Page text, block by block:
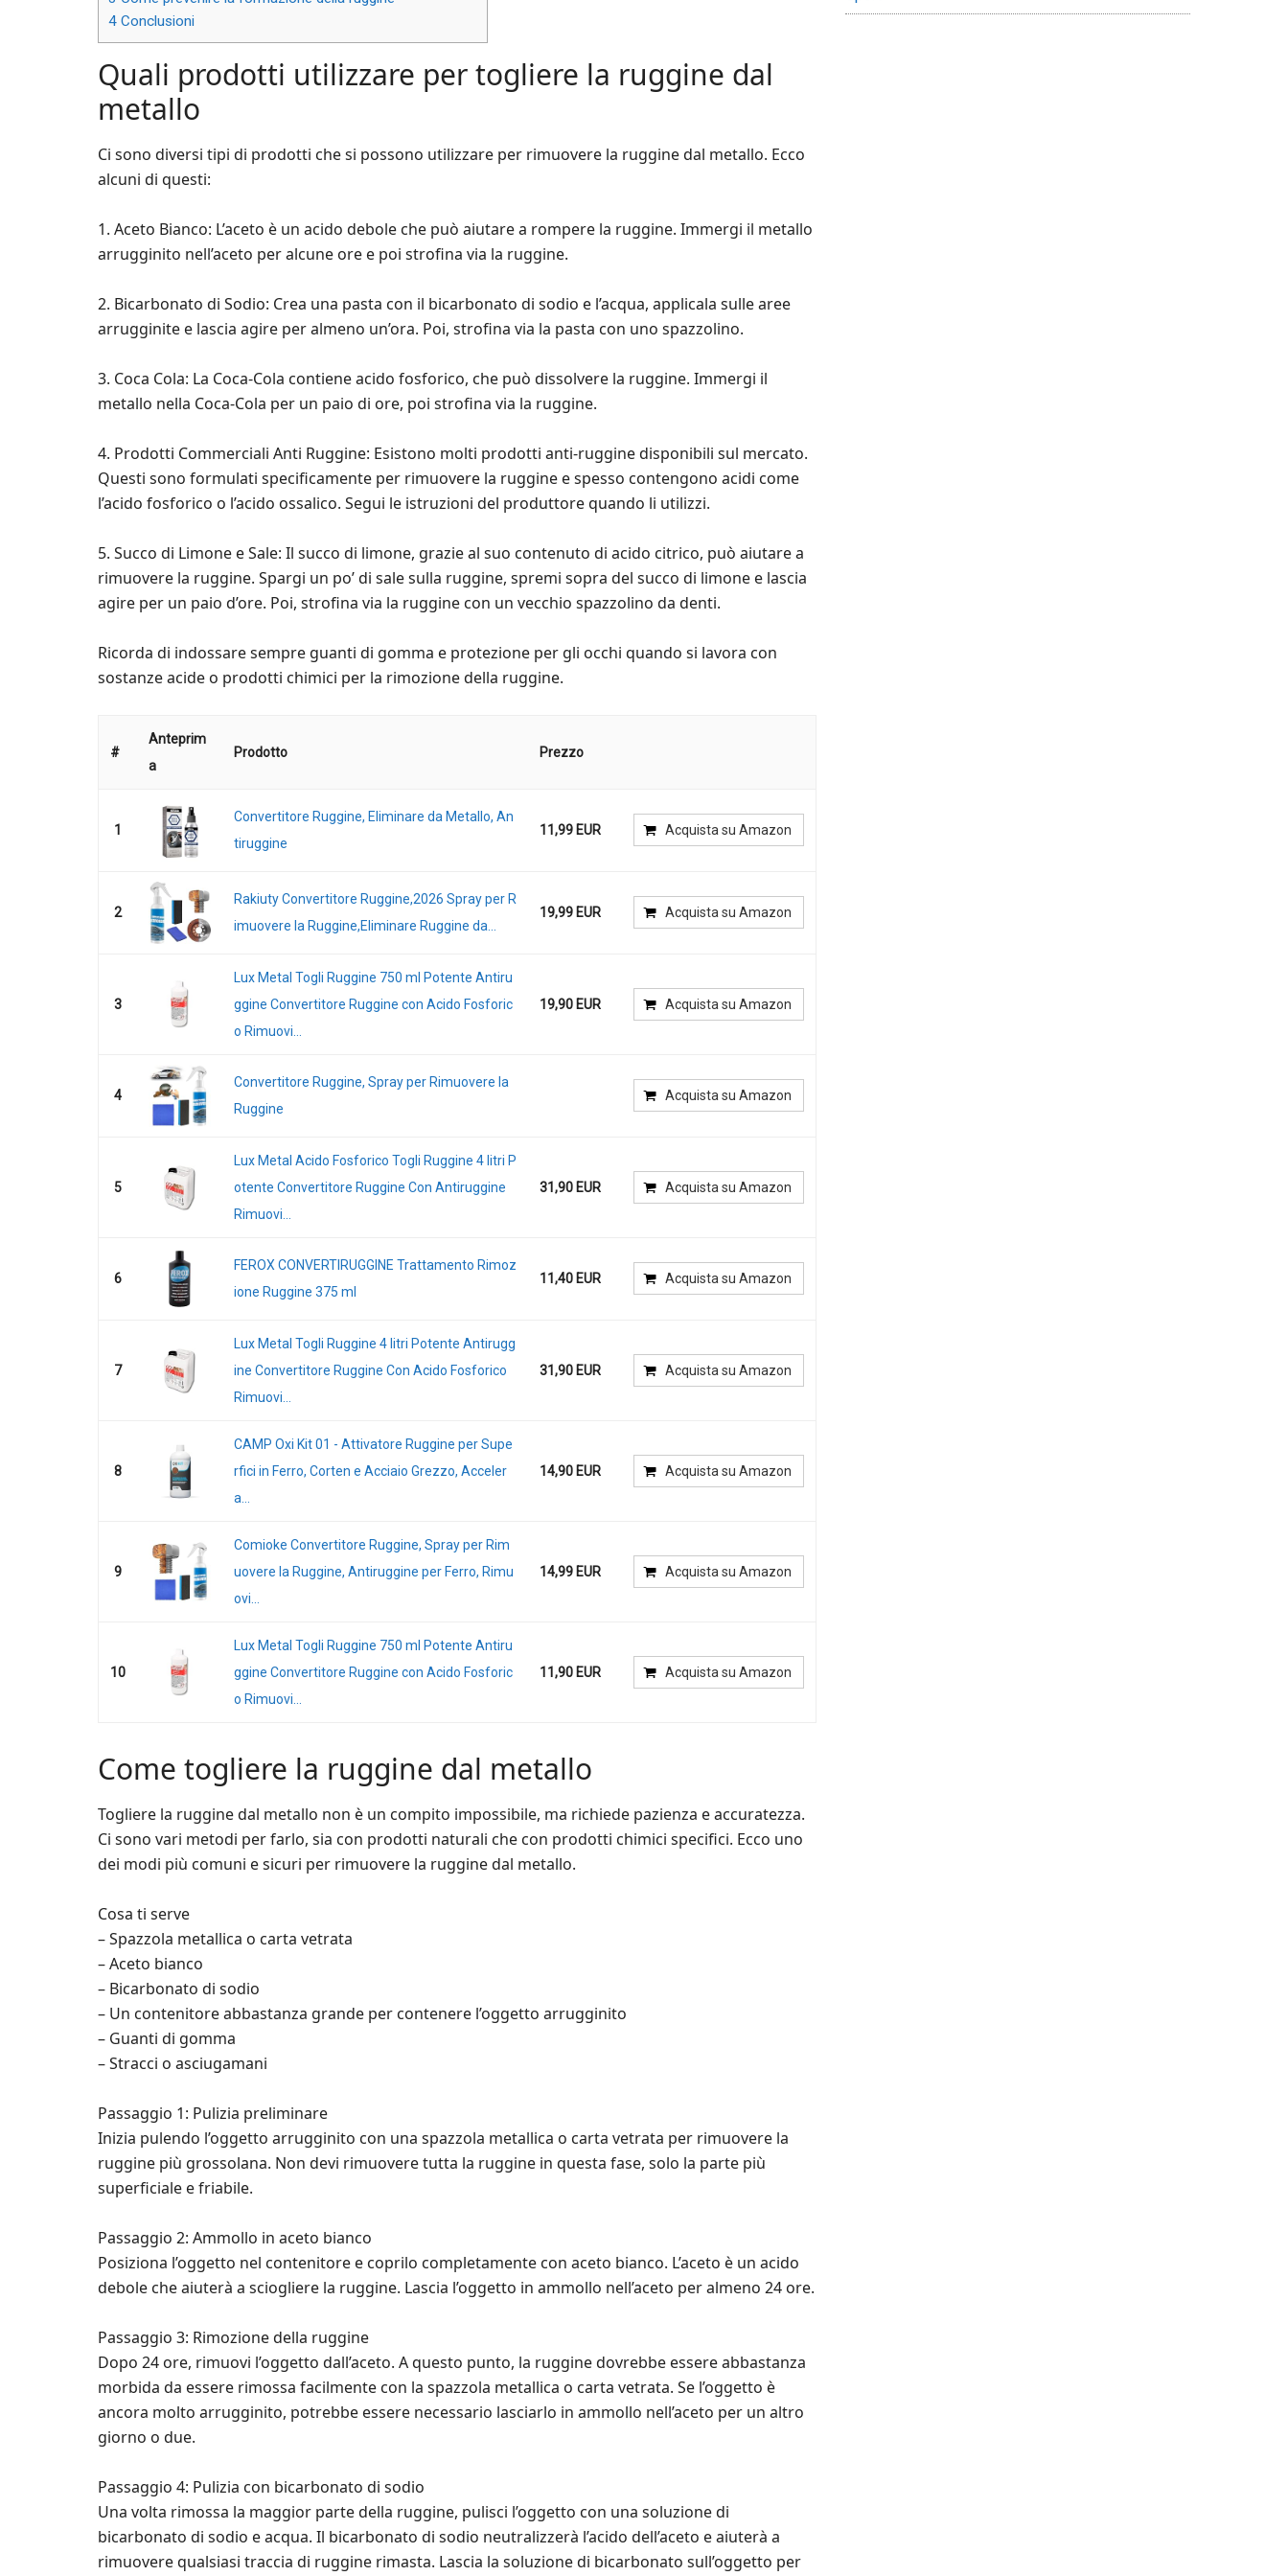
4 Conclusioni
Quali prodotti utilizzare per togliere la ruggine dal
metallo
Ci sono diversi tipi di prodotti che si possono utilizzare per rimuovere la ruggine dal metallo. Ecco
alcuni di questi:
1. Aceto Bianco: L’aceto è un acido debole che può aiutare a rompere la ruggine. Immergi il metallo
arrugginito nell’aceto per alcune ore e poi strofina via la ruggine.
2. Bicarbonato di Sodio: Crea una pasta con il bicarbonato di sodio e l’acqua, applicala sulle aree
arrugginite e lascia agire per almeno un’ora. Poi, strofina via la pasta con uno spazzolino.
3. Coca Cola: La Coca-Cola contiene acido fosforico, che può dissolvere la ruggine. Immergi il
metallo nella Coca-Cola per un paio di ore, poi strofina via la ruggine.
4. Prodotti Commerciali Anti Ruggine: Esistono molti prodotti anti-ruggine disponibili sul mercato.
Questi sono formulati specificamente per rimuovere la ruggine e spesso contengono acidi come
l’acido fosforico o l’acido ossalico. Segui le istruzioni del produttore quando li utilizzi.
5. Succo di Limone e Sale: Il succo di limone, grazie al suo contenuto di acido citrico, può aiutare a
rimuovere la ruggine. Spargi un po’ di sale sulla ruggine, spremi sopra del succo di limone e lascia
agire per un paio d’ore. Poi, strofina via la ruggine con un vecchio spazzolino da denti.
Ricorda di indossare sempre guanti di gomma e protezione per gli occhi quando si lavora con
sostanze acide o prodotti chimici per la rimozione della ruggine.
#
Anteprim
a
Prodotto Prezzo
1
Convertitore Ruggine, Eliminare da Metallo, An
tiruggine
11,99 EUR Acquista su Amazon
2
Rakiuty Convertitore Ruggine,2026 Spray per R
imuovere la Ruggine,Eliminare Ruggine da...
19,99 EUR Acquista su Amazon
3
Lux Metal Togli Ruggine 750 ml Potente Antiru
ggine Convertitore Ruggine con Acido Fosforic
o Rimuovi...
19,90 EUR Acquista su Amazon
4
Convertitore Ruggine, Spray per Rimuovere la
Ruggine
Acquista su Amazon
5
Lux Metal Acido Fosforico Togli Ruggine 4 litri P
otente Convertitore Ruggine Con Antiruggine
Rimuovi...
31,90 EUR Acquista su Amazon
6
FEROX CONVERTIRUGGINE Trattamento Rimoz
ione Ruggine 375 ml
11,40 EUR Acquista su Amazon
7
Lux Metal Togli Ruggine 4 litri Potente Antirugg
ine Convertitore Ruggine Con Acido Fosforico
Rimuovi...
31,90 EUR Acquista su Amazon
8
CAMP Oxi Kit 01 - Attivatore Ruggine per Supe
rfici in Ferro, Corten e Acciaio Grezzo, Acceler
a...
14,90 EUR Acquista su Amazon
9
Comioke Convertitore Ruggine, Spray per Rim
uovere la Ruggine, Antiruggine per Ferro, Rimu
ovi...
14,99 EUR Acquista su Amazon
10
Lux Metal Togli Ruggine 750 ml Potente Antiru
ggine Convertitore Ruggine con Acido Fosforic
o Rimuovi...
11,90 EUR Acquista su Amazon
Come togliere la ruggine dal metallo
Togliere la ruggine dal metallo non è un compito impossibile, ma richiede pazienza e accuratezza.
Ci sono vari metodi per farlo, sia con prodotti naturali che con prodotti chimici specifici. Ecco uno
dei modi più comuni e sicuri per rimuovere la ruggine dal metallo.
Cosa ti serve
– Spazzola metallica o carta vetrata
– Aceto bianco
– Bicarbonato di sodio
– Un contenitore abbastanza grande per contenere l’oggetto arrugginito
– Guanti di gomma
– Stracci o asciugamani
Passaggio 1: Pulizia preliminare
Inizia pulendo l’oggetto arrugginito con una spazzola metallica o carta vetrata per rimuovere la
ruggine più grossolana. Non devi rimuovere tutta la ruggine in questa fase, solo la parte più
superficiale e friabile.
Passaggio 2: Ammollo in aceto bianco
Posiziona l’oggetto nel contenitore e coprilo completamente con aceto bianco. L’aceto è un acido
debole che aiuterà a sciogliere la ruggine. Lascia l’oggetto in ammollo nell’aceto per almeno 24 ore.
Passaggio 3: Rimozione della ruggine
Dopo 24 ore, rimuovi l’oggetto dall’aceto. A questo punto, la ruggine dovrebbe essere abbastanza
morbida da essere rimossa facilmente con la spazzola metallica o carta vetrata. Se l’oggetto è
ancora molto arrugginito, potrebbe essere necessario lasciarlo in ammollo nell’aceto per un altro
giorno o due.
Passaggio 4: Pulizia con bicarbonato di sodio
Una volta rimossa la maggior parte della ruggine, pulisci l’oggetto con una soluzione di
bicarbonato di sodio e acqua. Il bicarbonato di sodio neutralizzerà l’acido dell’aceto e aiuterà a
rimuovere qualsiasi traccia di ruggine rimasta. Lascia la soluzione di bicarbonato sull’oggetto per